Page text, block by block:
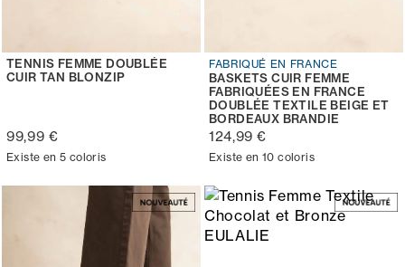
TENNIS FEMME DOUBLÉE
CUIR TAN BLONZIP
99,99 €
Existe en 5 coloris
FABRIQUÉ EN FRANCE
BASKETS CUIR FEMME
FABRIQUÉES EN FRANCE
DOUBLÉE TEXTILE BEIGE ET
BORDEAUX BRANDIE
124,99 €
Existe en 10 coloris